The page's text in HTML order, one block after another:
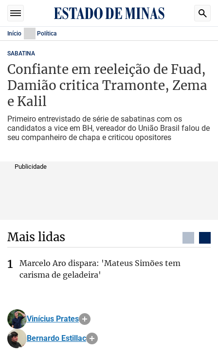
Início Política
SABATINA
Confiante em reeleição de Fuad,
Damião critica Tramonte, Zema
e Kalil
Primeiro entrevistado de série de sabatinas com os
candidatos a vice em BH, vereador do União Brasil falou de
seu companheiro de chapa e criticou opositores
Publicidade
Mais lidas
Marcelo Aro dispara: 'Mateus Simões tem
carisma de geladeira'
Vinícius Prates
Bernardo Estillac